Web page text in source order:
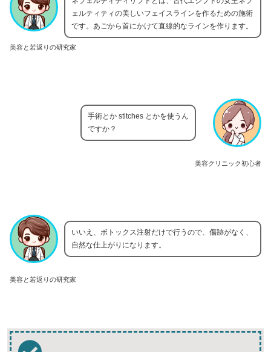
美容と若返りの研究家
ェルティティの美しいフェイスラインを作るための施術
です。あごから首にかけて直線的なラインを作ります。
美容クリニック初心者
手術とか stitches とかを使うん
ですか？
美容と若返りの研究家
いいえ、ボトックス注射だけで行うので、傷跡がなく、
自然な仕上がりになります。